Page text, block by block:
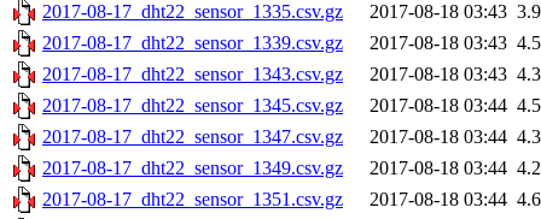
2017-08-17_dht22_sensor_1335.csv.gz
2017-08-18 03:43
2017-08-17_dht22_sensor_1339.csv.gz
2017-08-18 03:43
2017-08-17_dht22_sensor_1343.csv.gz
2017-08-18 03:43
2017-08-17_dht22_sensor_1345.csv.gz
2017-08-18 03:44
2017-08-17_dht22_sensor_1347.csv.gz
2017-08-18 03:44
2017-08-17_dht22_sensor_1349.csv.gz
2017-08-18 03:44
2017-08-17_dht22_sensor_1351.csv.gz
2017-08-18 03:44